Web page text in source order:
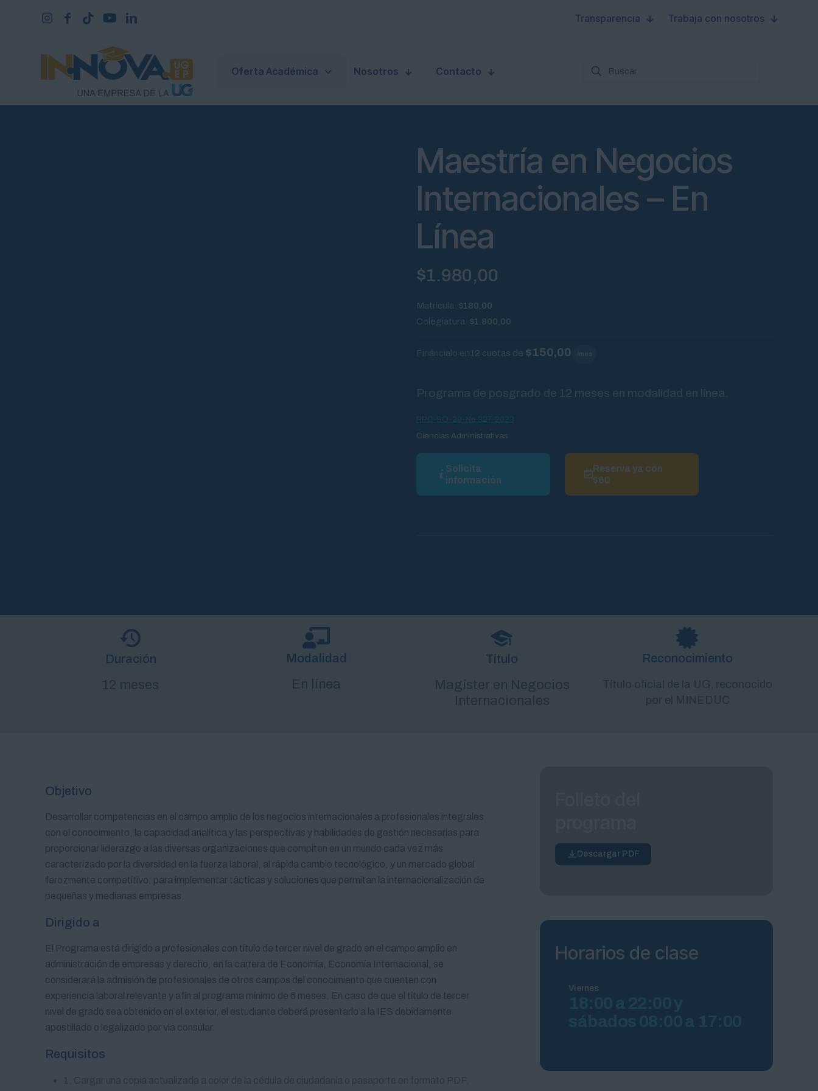
Transparencia Trabaja con nosotros
Oferta Académica Nosotros Contacto
Maestría en Negocios
Internacionales – En
Línea
$1.980,00
Matrícula $180,00
Colegiatura $1.800,00
Fináncialo en12 cuotas de $150,00 /mes
Programa de posgrado de 12 meses en modalidad en línea.
Ciencias Administrativas
Solicita
información
Reserva ya con
$60
Duración
12 meses
Modalidad
En línea
Título
Magíster en Negocios
Internacionales
Reconocimiento
Título oficial de la UG, reconocido
por el MINEDUC
Objetivo
Desarrollar competencias en el campo amplio de los negocios internacionales a profesionales integrales
con el conocimiento, la capacidad analítica y las perspectivas y habilidades de gestión necesarias para
proporcionar liderazgo a las diversas organizaciones que compiten en un mundo cada vez más
caracterizado por la diversidad en la fuerza laboral, al rápida cambio tecnológico, y un mercado global
ferozmente competitivo; para implementar tácticas y soluciones que permitan la internacionalización de
pequeñas y medianas empresas.
Dirigido a
El Programa está dirigido a profesionales con título de tercer nivel de grado en el campo amplio en
administración de empresas y derecho, en la carrera de Economía, Economía Internacional, se
considerará la admisión de profesionales de otros campos del conocimiento que cuenten con
experiencia laboral relevante y afín al programa mínimo de 6 meses. En caso de que el título de tercer
nivel de grado sea obtenido en el exterior, el estudiante deberá presentarlo a la IES debidamente
apostillado o legalizado por vía consular.
Requisitos
Descargar PDF
Horarios de clase
Viernes